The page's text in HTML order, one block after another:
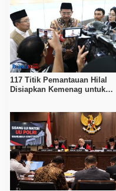
117 Titik Pemantauan Hilal
Disiapkan Kemenag untuk